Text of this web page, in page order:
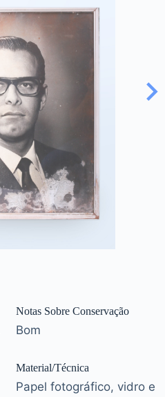
Notas Sobre Conservação
Bom
Material/Técnica
Papel fotográfico, vidro e